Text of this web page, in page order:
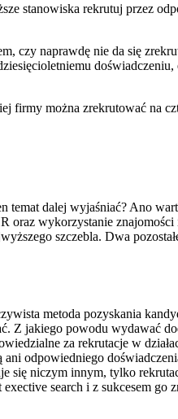
stanowiska rekrutuj przez
czy naprawdę nie da się
firmy można zrekrutować na
dalej wyjaśniać? Ano
oraz wykorzystanie
szczebla. Dwa
metoda pozyskania
Z jakiego powodu wydawać
za rekrutacje w
odpowiedniego
się niczym innym, tylko
search i z sukcesem go